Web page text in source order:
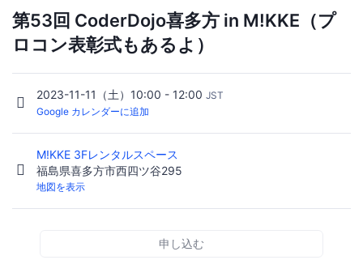
第53回 CoderDojo喜多方 in M!KKE（プ
ロコン表彰式もあるよ）
2023-11-11（土）10:00 - 12:00 JST
Google カレンダーに追加
M!KKE 3Fレンタルスペース
福島県喜多方市西四ツ谷295
地図を表示
申し込む